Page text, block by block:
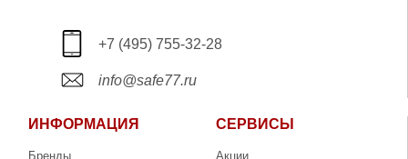
+7 (495) 755-32-28
info@safe77.ru
ИНФОРМАЦИЯ
Бренды
СЕРВИСЫ
Акции